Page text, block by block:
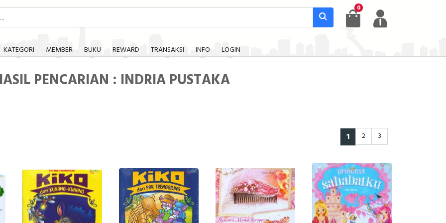
0
KATEGORI MEMBER BUKU REWARD TRANSAKSI INFO LOGIN
PENCARIAN : INDRIA PUSTAKA
1 2 3